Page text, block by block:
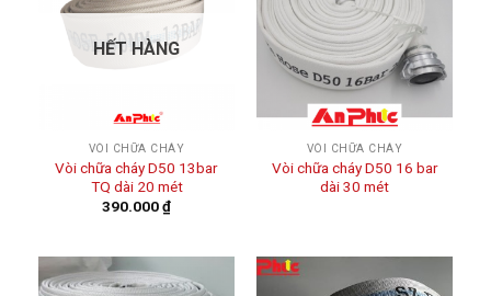
HẾT HÀNG
VÒI CHỮA CHÁY
Vòi chữa cháy D50 13bar
TQ dài 20 mét
390.000₫
VÒI CHỮA CHÁY
Vòi chữa cháy D50 16 bar
dài 30 mét